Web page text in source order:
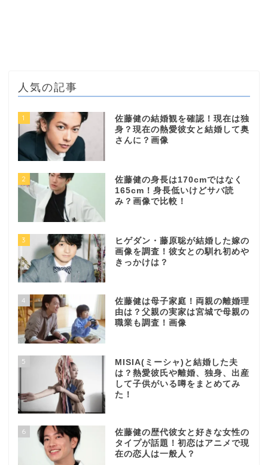
人気の記事
1
佐藤健の結婚観を確認！現在は独
身？現在の熱愛彼女と結婚して奥
さんに？画像
2
佐藤健の身長は170cmではなく
165cm！身長低いけどサバ読
み？画像で比較！
3
ヒゲダン・藤原聡が結婚した嫁の
画像を調査！彼女との馴れ初めや
きっかけは？
4
佐藤健は母子家庭！両親の離婚理
由は？父親の実家は宮城で母親の
職業も調査！画像
5
MISIA(ミーシャ)と結婚した夫
は？熱愛彼氏や離婚、独身、出産
して子供がいる噂をまとめてみ
た！
6
佐藤健の歴代彼女と好きな女性の
タイプが話題！初恋はアニメで現
在の恋人は一般人？